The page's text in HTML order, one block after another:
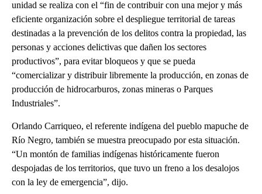
unidad se realiza con el “fin de contribuir con una mejor y más
eficiente organización sobre el despliegue territorial de tareas
destinadas a la prevención de los delitos contra la propiedad, las
personas y acciones delictivas que dañen los sectores
productivos”, para evitar bloqueos y que se pueda
“comercializar y distribuir libremente la producción, en zonas de
producción de hidrocarburos, zonas mineras o Parques
Industriales”.
Orlando Carriqueo, el referente indígena del pueblo mapuche de
Río Negro, también se muestra preocupado por esta situación.
“Un montón de familias indígenas históricamente fueron
despojadas de los territorios, que tuvo un freno a los desalojos
con la ley de emergencia”, dijo.